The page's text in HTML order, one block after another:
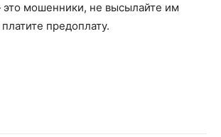
мошенники, не высылайте им
предоплату.